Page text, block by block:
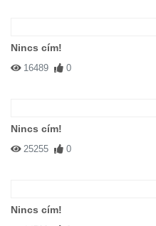
Nincs cím!
16489 0
Nincs cím!
25255 0
Nincs cím!